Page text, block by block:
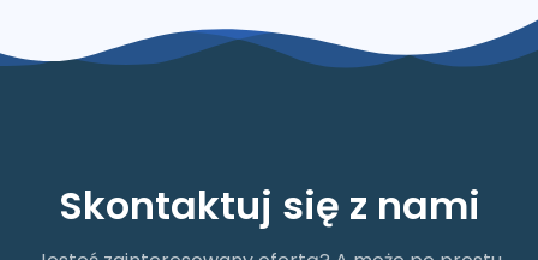
Skontaktuj się z nami